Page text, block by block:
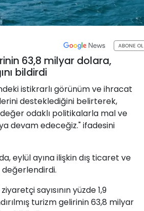
ABONE OL
63,8 milyar dolara,
bildirdi
istikrarlı görünüm ve ihracat
desteklediğini belirterek,
odaklı politikalarla mal ve
devam edeceğiz." ifadesini
eylül ayına ilişkin dış ticaret ve
değerlendirdi.
sayısının yüzde 1,9
turizm gelirinin 63,8 milyar